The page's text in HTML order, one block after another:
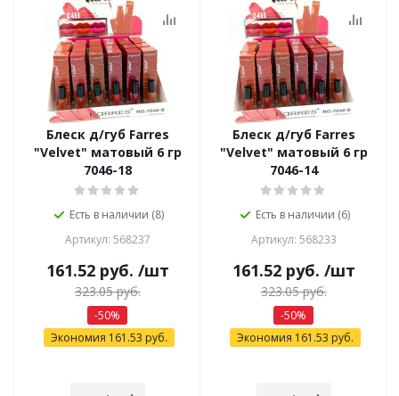
Блеск д/губ Farres
"Velvet" матовый 6 гр
7046-18
Есть в наличии (8)
Артикул: 568237
161.52руб. /шт
323.05руб.
-50%
Экономия 161.53 руб.
Блеск д/губ Farres
"Velvet" матовый 6 гр
7046-14
Есть в наличии (6)
Артикул: 568233
161.52руб. /шт
323.05руб.
-50%
Экономия 161.53 руб.